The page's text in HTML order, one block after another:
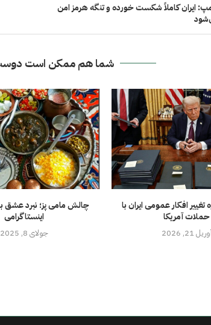
ایران کاملاً شکست خورده و تنگه هرمز امن
شما هم ممکن است
چالش مامی پز؛ نبرد عشق
اینستاگرامی
جولای 8, 2025
افکار عمومی ایران با
حملات آمریکا
21, 2026